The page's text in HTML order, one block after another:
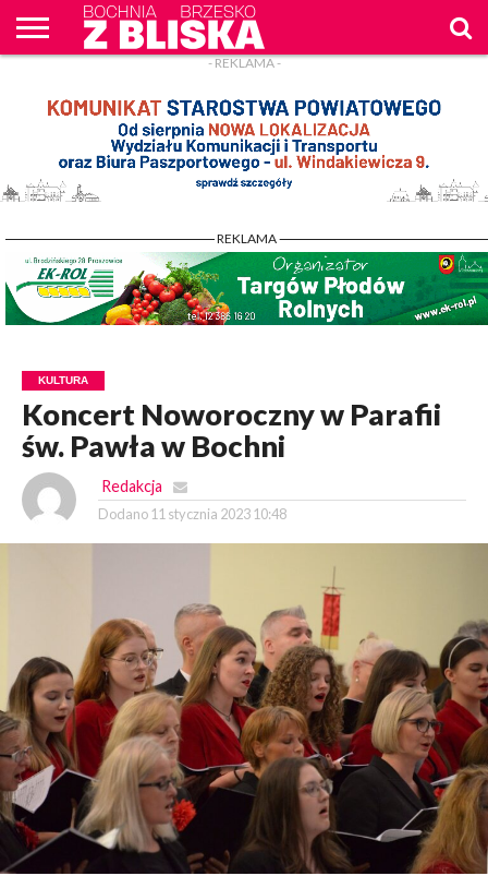
WPROST
REKLAM
- REKLAMA -
- REKLAMA -
KULTURA
Koncert Noworoczny w Parafii
św. Pawła w Bochni
Redakcja
Dodano 11 stycznia 2023 10:48